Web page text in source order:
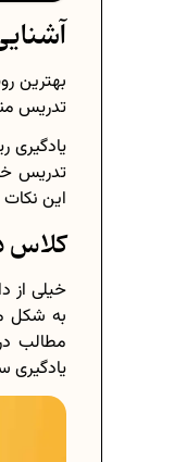
بهترین
تدریس
تدریس
این
کلاس
خیلی از
به شکل
مطالب